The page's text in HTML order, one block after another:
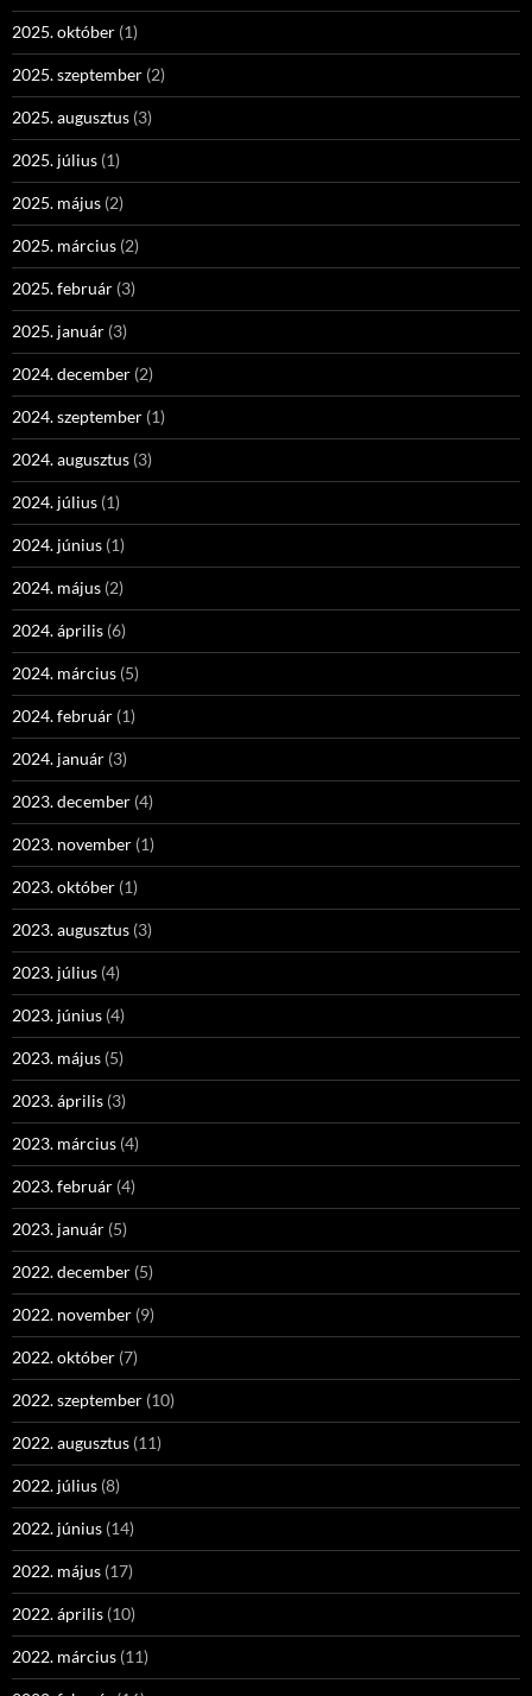
2025. október (1)
2025. szeptember (2)
2025. augusztus (3)
2025. július (1)
2025. május (2)
2025. március (2)
2025. február (3)
2025. január (3)
2024. december (2)
2024. szeptember (1)
2024. augusztus (3)
2024. július (1)
2024. június (1)
2024. május (2)
2024. április (6)
2024. március (5)
2024. február (1)
2024. január (3)
2023. december (4)
2023. november (1)
2023. október (1)
2023. augusztus (3)
2023. július (4)
2023. június (4)
2023. május (5)
2023. április (3)
2023. március (4)
2023. február (4)
2023. január (5)
2022. december (5)
2022. november (9)
2022. október (7)
2022. szeptember (10)
2022. augusztus (11)
2022. július (8)
2022. június (14)
2022. május (17)
2022. április (10)
2022. március (11)